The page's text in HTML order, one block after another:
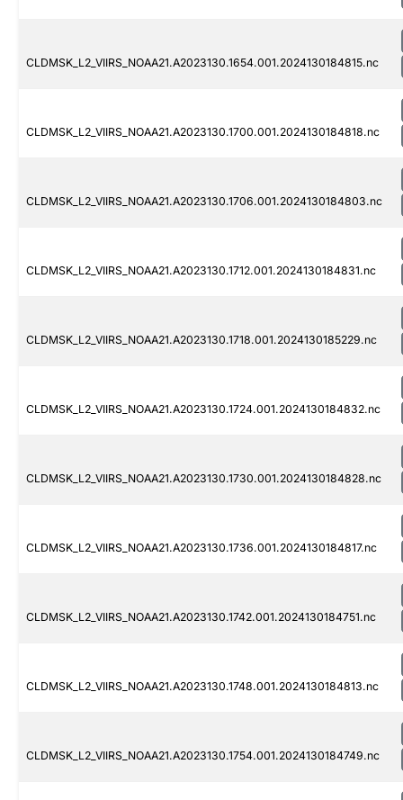
CLDMSK_L2_VIIRS_NOAA21.A2023130.1654.001.2024130184815.nc
CLDMSK_L2_VIIRS_NOAA21.A2023130.1700.001.2024130184818.nc
CLDMSK_L2_VIIRS_NOAA21.A2023130.1706.001.2024130184803.nc
CLDMSK_L2_VIIRS_NOAA21.A2023130.1712.001.2024130184831.nc
CLDMSK_L2_VIIRS_NOAA21.A2023130.1718.001.2024130185229.nc
CLDMSK_L2_VIIRS_NOAA21.A2023130.1724.001.2024130184832.nc
CLDMSK_L2_VIIRS_NOAA21.A2023130.1730.001.2024130184828.nc
CLDMSK_L2_VIIRS_NOAA21.A2023130.1736.001.2024130184817.nc
CLDMSK_L2_VIIRS_NOAA21.A2023130.1742.001.2024130184751.nc
CLDMSK_L2_VIIRS_NOAA21.A2023130.1748.001.2024130184813.nc
CLDMSK_L2_VIIRS_NOAA21.A2023130.1754.001.2024130184749.nc